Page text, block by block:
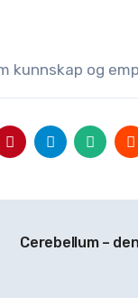
og
Cerebellum –